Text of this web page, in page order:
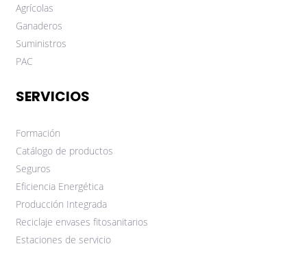
Agrícolas
Ganaderos
Suministros
PAC
SERVICIOS
Formación
Catálogo de productos
Seguros
Eficiencia Energética
Producción Integrada
Reciclaje envases fitosanitarios
Estaciones de servicio